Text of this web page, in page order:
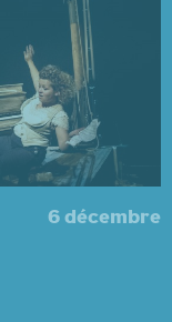
6 décembre